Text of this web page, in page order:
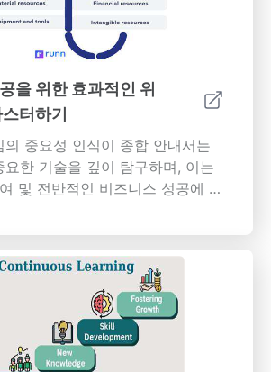
보세요. 특정 요구 사항과 목표에
산성 도구를 선택하는 데 필요한
하여 모든 작업 환경에서 효율적
유지할 수 있도록 하세요.
을 위한 효과적인 위
터하기
의 중요성 인식이 종합 안내서는
요한 기술을 깊이 탐구하며, 이는
및 전반적인 비즈니스 성공에 미
향을 강조합니다. 직원의 소속감
진하는 것을 포함하여 효과적인
발견하십시오. 위임에 적합한 작
각 과제에 맞는 팀원을 선택하며
전달하는 방법을 배우십시오. 위
복하기 위한 전략과 팀 성과를 향
진행 상황을 모니터링하고 건설
제공하는 것의 중요성을 탐구하